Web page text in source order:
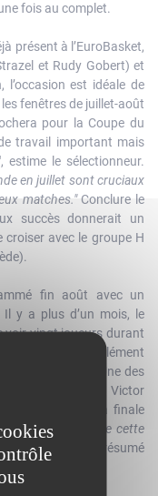
fois au complet.
présent à l’EuroBasket,
et Rudy Gobert) et
l’occasion est idéale de
fenêtres de juillet-août
pour la Coupe du
travail important mais
estime le sélectionneur.
en juillet sont cruciaux
matches."Conclure le
succès donnerait un
avec le groupe H
fin août avec un
y a plus d’un mois, le
voir vingt joueurs durant
stabilité, un élément
de mandat. Une des
attendue de Victor
depuis la finale
est le leader de cette
ambitieux"
, a résumé